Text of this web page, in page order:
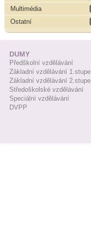
Multimédia
Ostatní
DUMY
Předškolní vzdělávání
Základní vzdělávání
Základní vzdělávání
Středoškolské vzdělávání
Speciální vzdělávání
DVPP